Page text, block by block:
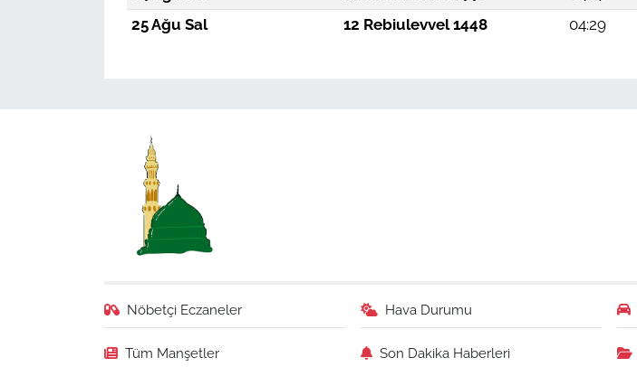
25 Ağu Sal
12 Rebiulevvel 1448 04:29
Nöbetçi Eczaneler Hava Durumu
Tüm Manşetler Son Dakika Haberleri